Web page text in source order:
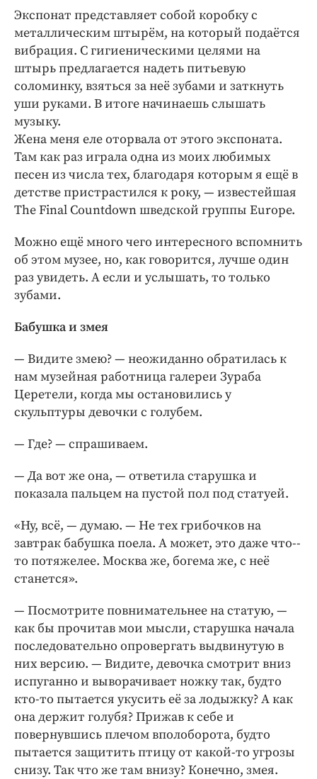
Экспонат представляет собой коробку с
металлическим штырём, на который подаётся
вибрация. С гигиеническими целями на
штырь предлагается надеть питьевую
соломинку, взяться за неё зубами и заткнуть
уши руками. В итоге начинаешь слышать
музыку.
Жена меня еле оторвала от этого экспоната.
Там как раз играла одна из моих любимых
песен из числа тех, благодаря которым я ещё в
детстве пристрастился к року, — известейшая
The Final Countdown шведской группы Europe.
Можно ещё много чего интересного вспомнить
об этом музее, но, как говорится, лучше один
раз увидеть. А если и услышать, то только
зубами.
Бабушка и змея
— Видите змею? — неожиданно обратилась к
нам музейная работница галереи Зураба
Церетели, когда мы остановились у
скульптуры девочки с голубем.
— Где? — спрашиваем.
— Да вот же она, — ответила старушка и
показала пальцем на пустой пол под статуей.
«Ну, всё, — думаю. — Не тех грибочков на
завтрак бабушка поела. А может, это даже что-­
то потяжелее. Москва же, богема же, с неё
станется».
— Посмотрите повнимательнее на статую, —
как бы прочитав мои мысли, старушка начала
последовательно опровергать выдвинутую в
них версию. — ­Видите, девочка смотрит вниз
испуганно и выворачивает ножку так, будто
кто-­то пытается укусить её за лодыжку? А как
она держит голубя? Прижав к себе и
повернувшись плечом вполоборота, будто
пытается защитить птицу от какой-­то угрозы
снизу. Так что же там внизу? Конечно, змея.